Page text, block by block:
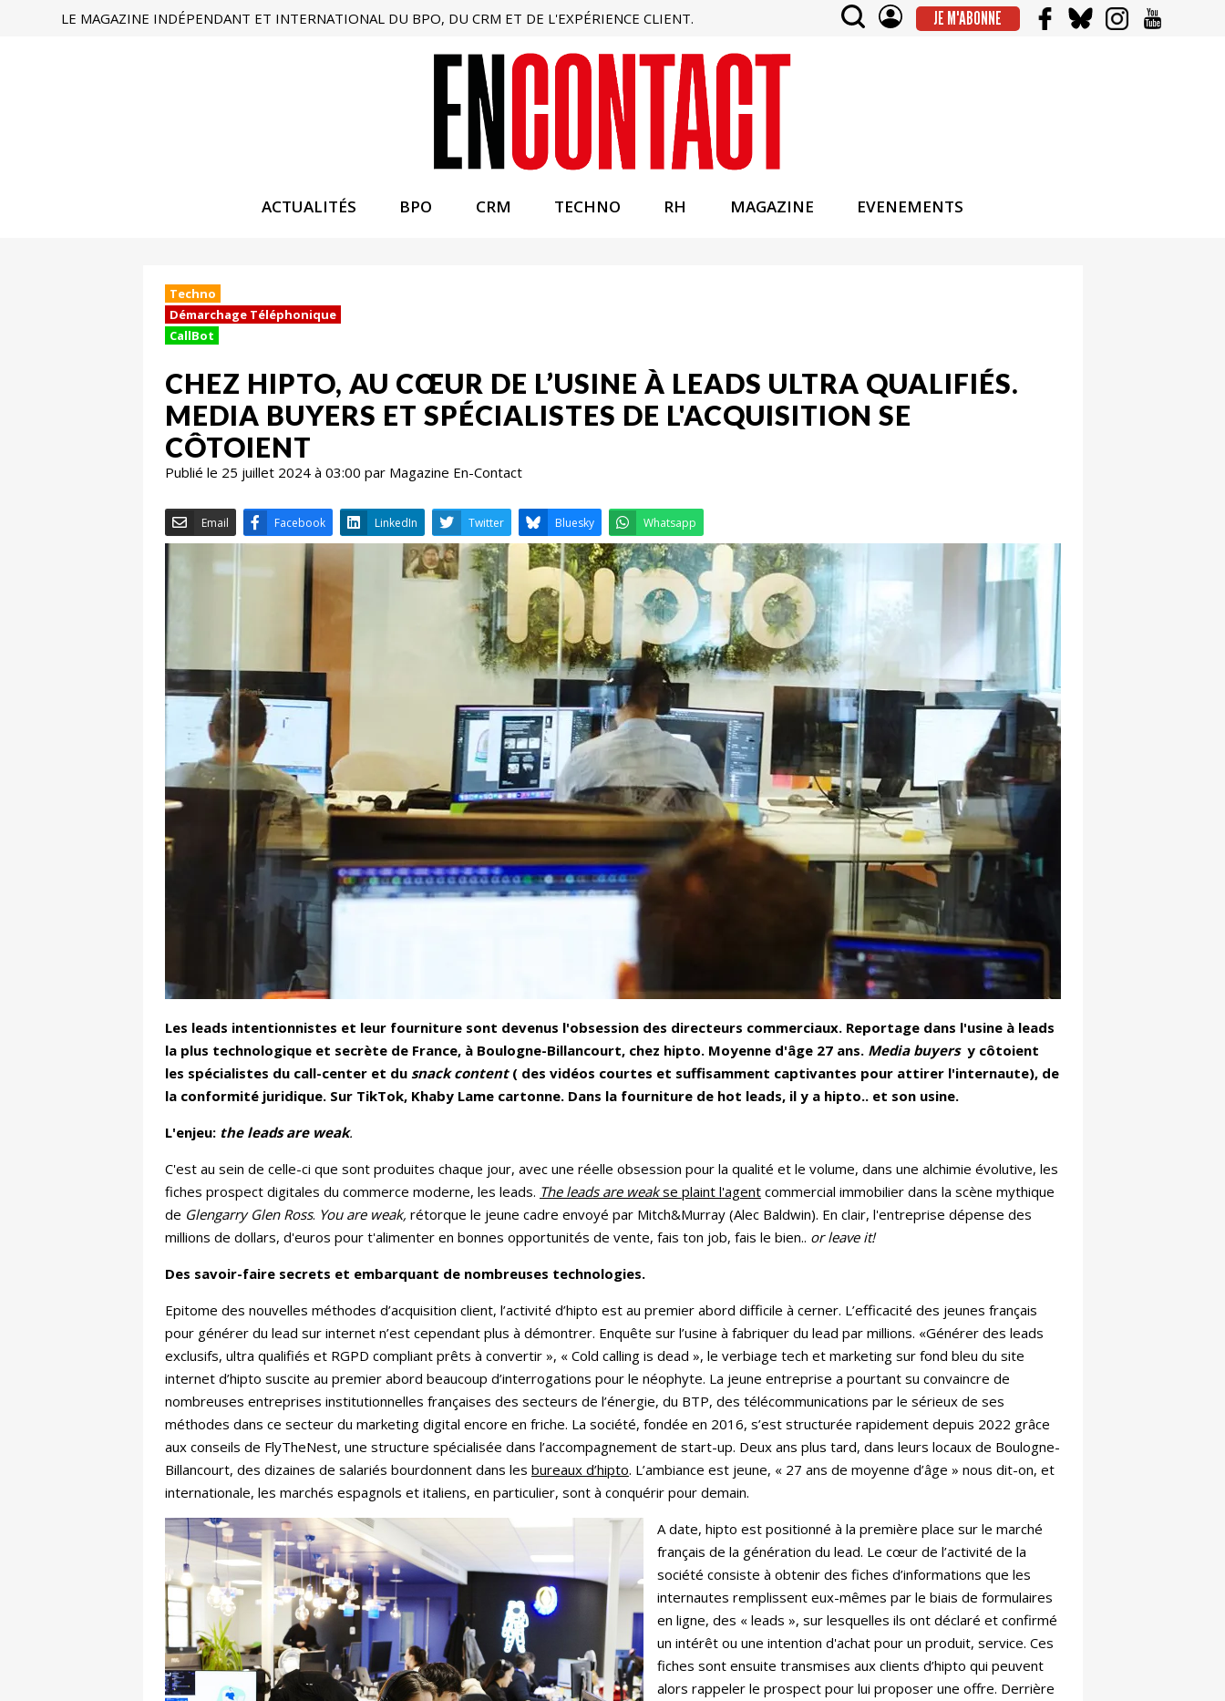
LE MAGAZINE INDÉPENDANT ET INTERNATIONAL DU BPO, DU CRM ET DE L'EXPÉRIENCE CLIENT. JE M'ABONNE
ACTUALITÉS BPO CRM TECHNO RH MAGAZINE EVENEMENTS
Techno
Démarchage Téléphonique
CallBot
CHEZ HIPTO, AU CŒUR DE L’USINE À LEADS ULTRA QUALIFIÉS.
MEDIA BUYERS ET SPÉCIALISTES DE L'ACQUISITION SE
CÔTOIENT
Publié le 25 juillet 2024 à 03:00 par Magazine En-Contact
LinkedIn Twitter Bluesky Whatsapp
Les leads intentionnistes et leur fourniture sont devenus l'obsession des directeurs commerciaux. Reportage dans l'usine à leads
la plus technologique et secrète de France, à Boulogne-Billancourt, chez hipto. Moyenne d'âge 27 ans. Media buyersy côtoient
les spécialistes du call-center et du snack content( des vidéos courtes et suffisamment captivantes pour attirer l'internaute), de
la conformité juridique. Sur TikTok, Khaby Lame cartonne. Dans la fourniture de hot leads, il y a hipto.. et son usine.
L'enjeu: the leads are weak.
C'est au sein de celle-ci que sont produites chaque jour, avec une réelle obsession pour la qualité et le volume, dans une alchimie évolutive, les
fiches prospect digitales du commerce moderne, les leads. The leads are weakse plaint l'agent commercial immobilier dans la scène mythique
de Glengarry Glen Ross. You are weak, rétorque le jeune cadre envoyé par Mitch&Murray (Alec Baldwin). En clair, l'entreprise dépense des
millions de dollars, d'euros pour t'alimenter en bonnes opportunités de vente, fais ton job, fais le bien.. or leave it!
Des savoir-faire secrets et embarquant de nombreuses technologies.
Epitome des nouvelles méthodes d’acquisition client, l’activité d’hipto est au premier abord difficile à cerner. L’efficacité des jeunes français
pour générer du lead sur internet n’est cependant plus à démontrer. Enquête sur l’usine à fabriquer du lead par millions. «Générer des leads
exclusifs, ultra qualifiés et RGPD compliant prêts à convertir », « Cold calling is dead », le verbiage tech et marketing sur fond bleu du site
internet d’hipto suscite au premier abord beaucoup d’interrogations pour le néophyte. La jeune entreprise a pourtant su convaincre de
nombreuses entreprises institutionnelles françaises des secteurs de l’énergie, du BTP, des télécommunications par le sérieux de ses
méthodes dans ce secteur du marketing digital encore en friche. La société, fondée en 2016, s’est structurée rapidement depuis 2022 grâce
aux conseils de FlyTheNest, une structure spécialisée dans l’accompagnement de start-up. Deux ans plus tard, dans leurs locaux de Boulogne-
Billancourt, des dizaines de salariés bourdonnent dans les bureaux d’hipto. L’ambiance est jeune, « 27 ans de moyenne d’âge » nous dit-on, et
internationale, les marchés espagnols et italiens, en particulier, sont à conquérir pour demain.
A date, hipto est positionné à la première place sur le marché
français de la génération du lead. Le cœur de l’activité de la
société consiste à obtenir des fiches d’informations que les
internautes remplissent eux-mêmes par le biais de formulaires
en ligne, des « leads », sur lesquelles ils ont déclaré et confirmé
un intérêt ou une intention d'achat pour un produit, service. Ces
fiches sont ensuite transmises aux clients d’hipto qui peuvent
alors rappeler le prospect pour lui proposer une offre. Derrière